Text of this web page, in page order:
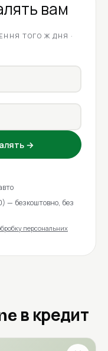
вам
ТОГО Ж ДНЯ ·
→
— безкоштовно, без
персональних
в кредит